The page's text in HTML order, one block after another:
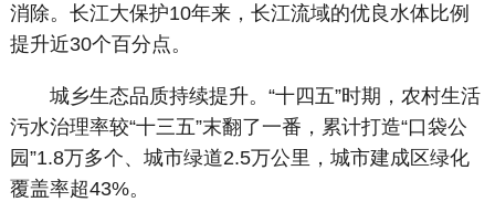
消除。长江大保护10年来，长江流域的优良水体比例
提升近30个百分点。
城乡生态品质持续提升。“十四五”时期，农村生活
污水治理率较“十三五”末翻了一番，累计打造“口袋公
园”1.8万多个、城市绿道2.5万公里，城市建成区绿化
覆盖率超43%。